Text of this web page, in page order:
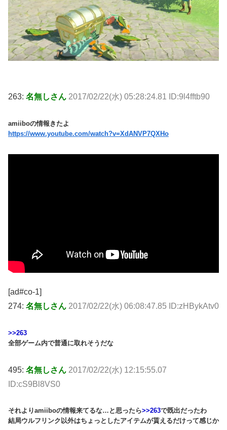
263: 名無しさん 2017/02/22(水) 05:28:24.81 ID:9l4fftb90
amiiboの情報きたよ
https://www.youtube.com/watch?v=XdANVP7QXHo
[ad#co-1]
274: 名無しさん 2017/02/22(水) 06:08:47.85 ID:zHBykAtv0
>>263
全部ゲーム内で普通に取れそうだな
495: 名無しさん 2017/02/22(水) 12:15:55.07
ID:cS9Bl8VS0
それよりamiiboの情報来てるな…と思ったら>>263で既出だったわ
結局ウルフリンク以外はちょっとしたアイテムが貰えるだけって感じか